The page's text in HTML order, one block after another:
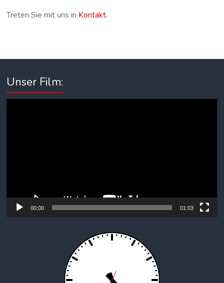
Treten Sie mit uns in Kontakt.
Unser Film:
00:00 01:03